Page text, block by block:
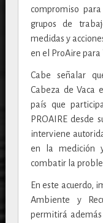
compromiso
grupos de
medidas y
en el ProAire para
Cabe señalar
Cabeza de Vaca
país que
PROAIRE desde
interviene
en la medición
combatir la
En este acuerdo,
Ambiente y
permitirá